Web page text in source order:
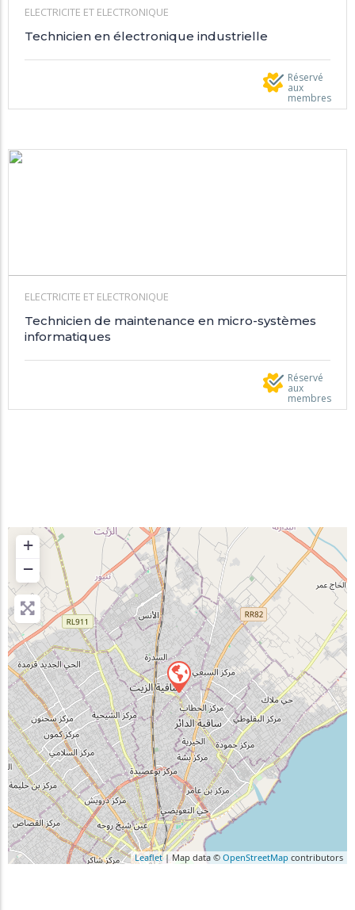
ELECTRICITE ET ELECTRONIQUE
Technicien en électronique industrielle
Réservé
aux
membres
ELECTRICITE ET ELECTRONIQUE
Technicien de maintenance en micro-systèmes
informatiques
Réservé
aux
membres
+
−
Leaflet| Map data © OpenStreetMap contributors